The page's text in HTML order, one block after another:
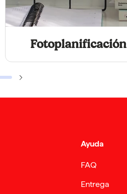
Fotoplanificación
Ayuda
FAQ
Entrega